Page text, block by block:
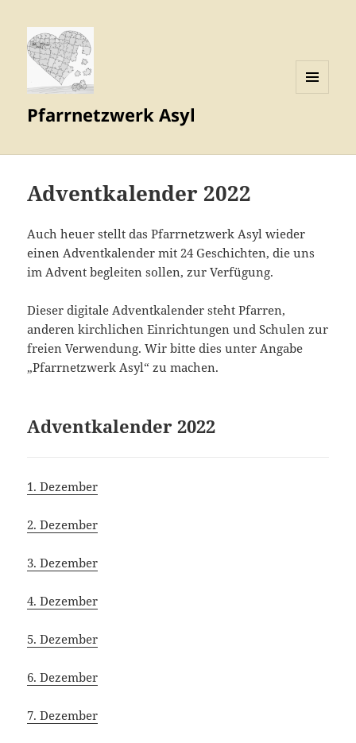
Pfarrnetzwerk Asyl
Adventkalender 2022
Auch heuer stellt das Pfarrnetzwerk Asyl wieder
einen Adventkalender mit 24 Geschichten, die uns
im Advent begleiten sollen, zur Verfügung.
Dieser digitale Adventkalender steht Pfarren,
anderen kirchlichen Einrichtungen und Schulen zur
freien Verwendung. Wir bitte dies unter Angabe
„Pfarrnetzwerk Asyl“ zu machen.
Adventkalender 2022
1. Dezember
2. Dezember
3. Dezember
4. Dezember
5. Dezember
6. Dezember
7. Dezember